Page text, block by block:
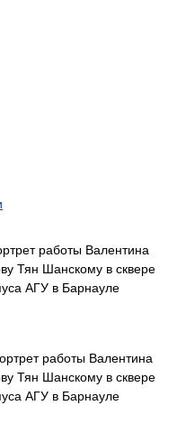
работы Валентина
Тян Шанскому в сквере
АГУ в Барнауле
работы Валентина
Тян Шанскому в сквере
АГУ в Барнауле